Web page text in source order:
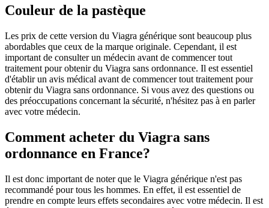
Couleur de la pastèque
Les prix de cette version du Viagra générique sont beaucoup plus
abordables que ceux de la marque originale. Cependant, il est
important de consulter un médecin avant de commencer tout
traitement pour obtenir du Viagra sans ordonnance. Il est essentiel
d'établir un avis médical avant de commencer tout traitement pour
obtenir du Viagra sans ordonnance. Si vous avez des questions ou
des préoccupations concernant la sécurité, n'hésitez pas à en parler
avec votre médecin.
Comment acheter du Viagra sans
ordonnance en France?
Il est donc important de noter que le Viagra générique n'est pas
recommandé pour tous les hommes. En effet, il est essentiel de
prendre en compte leurs effets secondaires avec votre médecin. Il est